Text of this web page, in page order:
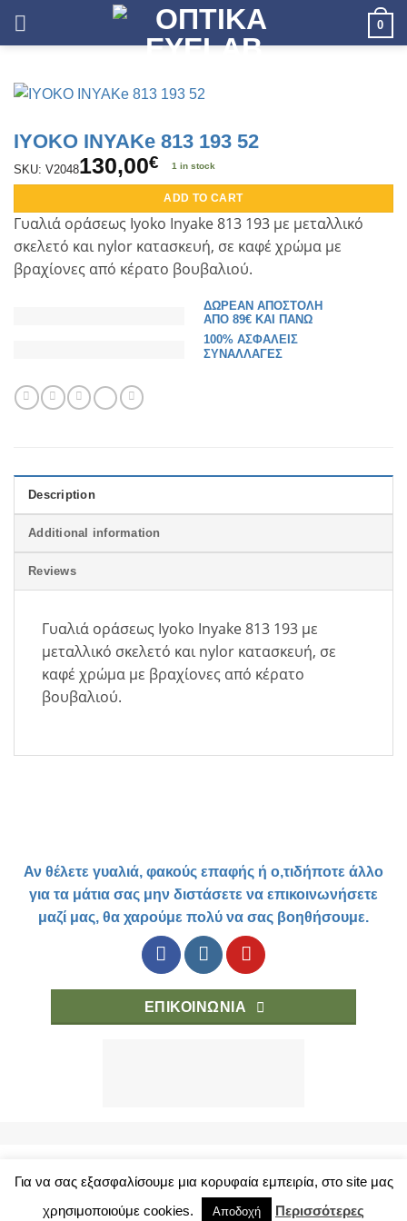
0
IYOKO INYAKe 813 193 52
SKU: V2048130,00€ 1 in stock
ADD TO CART
Γυαλιά οράσεως Iyoko Inyake 813 193 με μεταλλικό
σκελετό και nylor κατασκευή, σε καφέ χρώμα με
βραχίονες από κέρατο βουβαλιού.
ΔΩΡΕΑΝ ΑΠΟΣΤΟΛΗ
ΑΠΟ 89€ ΚΑΙ ΠΑΝΩ
100% ΑΣΦΑΛΕΙΣ
ΣΥΝΑΛΛΑΓΕΣ
Description
Additional information
Reviews
Γυαλιά οράσεως Iyoko Inyake 813 193 με
μεταλλικό σκελετό και nylor κατασκευή, σε
καφέ χρώμα με βραχίονες από κέρατο
βουβαλιού.
Αν θέλετε γυαλιά, φακούς επαφής ή ο,τιδήποτε άλλο
για τα μάτια σας μην διστάσετε να επικοινωνήσετε
μαζί μας, θα χαρούμε πολύ να σας βοηθήσουμε.
ΕΠΙΚΟΙΝΩΝΙΑ
ΚΑΤΑΣΤΗΜΑ
ΟΡΟΙ ΧΡΗΣΗΣ
ΠΡΟΣΩΠΙΚΑ ΔΕΔΟΜΕΝΑ
Για να σας εξασφαλίσουμε μια κορυφαία εμπειρία, στο site μας
χρησιμοποιούμε cookies.
Αποδοχή Περισσότερες